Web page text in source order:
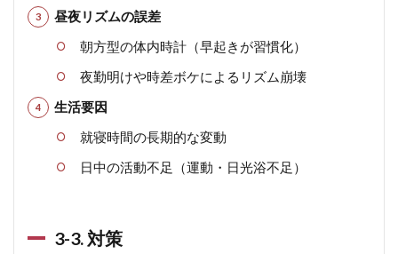
昼夜リズムの誤差
朝方型の体内時計（早起きが習慣化）
夜勤明けや時差ボケによるリズム崩壊
生活要因
就寝時間の長期的な変動
日中の活動不足（運動・日光浴不足）
3-3. 対策